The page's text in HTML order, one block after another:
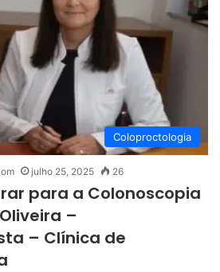
Coloproctologia
julho 25, 2025 26
para a Colonoscopia
–
– Clínica de